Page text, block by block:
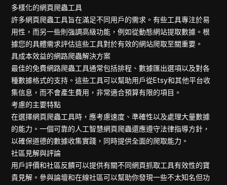
多樣化的網頁爬蟲工具
許多網頁爬蟲工具旨在滿足不同用戶的需求。有些工具專注於易
用性，而另一些則強調高級功能，例如從動態網站提取數據。根
據您的具體需求評估這些工具對於有效的網站爬取至關重要。
具成本效益的網路爬蟲解決方案
最佳的免費網路爬蟲工具通常包括排程、數據匯出選項以及對各
種數據格式的支持。這些工具可以幫助用戶從Etsy和其他平台收
集信息，而不會產生費用，非常適合預算有限的項目。
考慮的主要特點
在選擇網頁爬蟲工具時，應考慮速度、準確性以及處理大量數據
的能力。一個可靠的人工智慧網頁爬蟲還應遵守法律指導方針，
以確保道德的數據收集實踐，同時提供全面的爬取能力。
社區見解與評論
用戶評價和社區反饋可以提供有關不同網頁抓取工具有效性的寶
貴見解。參與論壇和在線社區可以幫助你發現一些不太知名但功